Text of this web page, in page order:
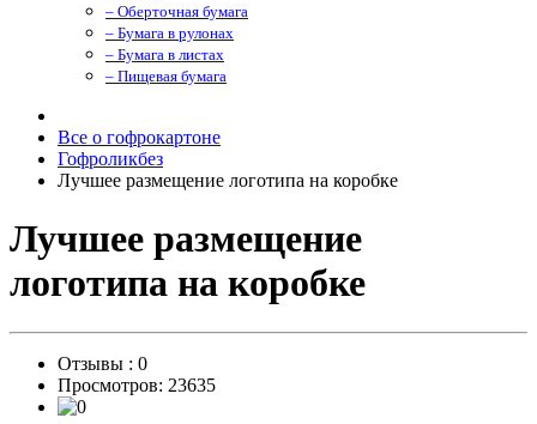
– Оберточная бумага
– Бумага в рулонах
– Бумага в листах
– Пищевая бумага
Все о гофрокартоне
Гофроликбез
Лучшее размещение логотипа на коробке
Лучшее размещение
логотипа на коробке
Отзывы : 0
Просмотров: 23635